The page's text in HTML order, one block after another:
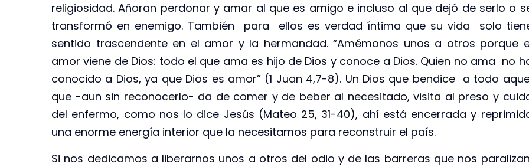
religiosidad. Añoran perdonar y amar al que es amigo e incluso al que dejó de serlo o
transformó en enemigo. También para ellos es verdad íntima que su vida solo
sentido trascendente en el amor y la hermandad. “Amémonos unos a otros porque
amor viene de Dios: todo el que ama es hijo de Dios y conoce a Dios. Quien no ama no
conocido a Dios, ya que Dios es amor” (1 Juan 4,7-8). Un Dios que bendice a todo
que -aun sin reconocerlo- da de comer y de beber al necesitado, visita al preso y
del enfermo, como nos lo dice Jesús (Mateo 25, 31-40), ahí está encerrada y
una enorme energía interior que la necesitamos para reconstruir el país.
Si nos dedicamos a liberarnos unos a otros del odio y de las barreras que nos